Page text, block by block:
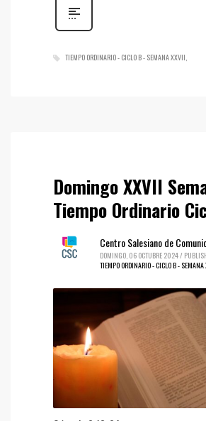
TIEMPO ORDINARIO - CICLO B - SEMANA XXVII
Domingo XXVII
Tiempo Ordinario
Centro Salesiano de
DOMINGO, 06 OCTUBRE 2024/
TIEMPO ORDINARIO - CICLO B -